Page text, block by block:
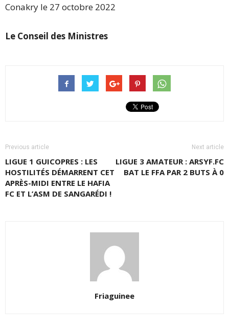
Conakry le 27 octobre 2022
Le Conseil des Ministres
Previous article
LIGUE 1 GUICOPRES : LES
HOSTILITÉS DÉMARRENT CET
APRÈS-MIDI ENTRE LE HAFIA
FC ET L’ASM DE SANGARÉDI !
Next article
LIGUE 3 AMATEUR : ARSYF.FC
BAT LE FFA PAR 2 BUTS À 0
Friaguinee